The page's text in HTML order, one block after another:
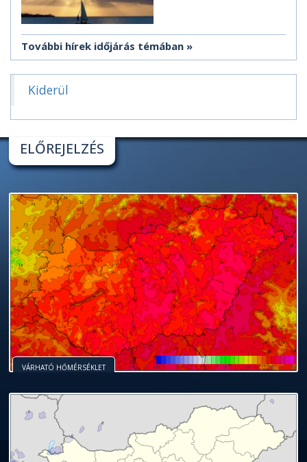
További hírek időjárás témában
Kiderül
ELŐREJELZÉS
VÁRHATÓ HŐMÉRSÉKLET